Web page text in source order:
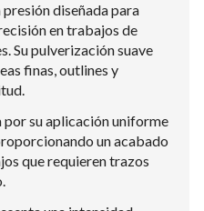
diseñada para
en trabajos de
Su pulverización suave
finas, outlines y
por su aplicación uniforme
un acabado
que requieren trazos